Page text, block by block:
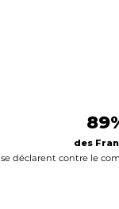
des
se déclarent contre le